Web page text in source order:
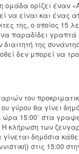
ομάδα ορίζει έναν
να είναι και ένας
της, ο οποίος 15
παραδίδει γραπτά
της
δεν μπορεί να
του
γύρου θα γίνει
ώρα 15:00΄ στα
Η κλήρωση των
δημόσια κάθε
στις 15:00